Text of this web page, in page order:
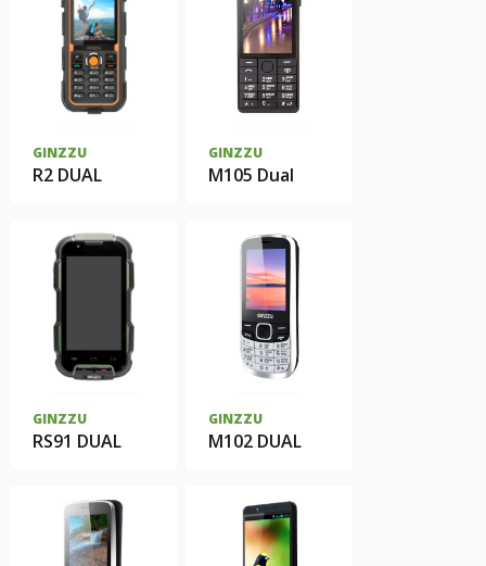
GINZZU
R2 DUAL
GINZZU
M105 Dual
GINZZU
RS91 DUAL
GINZZU
M102 DUAL